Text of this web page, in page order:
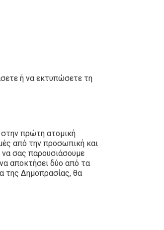
ή να εκτυπώσετε τη
πρώτη ατομική
από την προσωπική και
σας παρουσιάσουμε
αποκτήσει δύο από τα
της Δημοπρασίας, θα